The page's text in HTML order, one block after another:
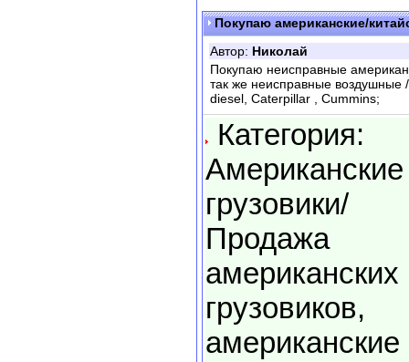
Покупаю американские/
Автор: Николай
Покупаю неисправные
так же неисправные воздушные
diesel, Сaterpillar , Сummins;
Категория:
Американские
грузовики/
Продажа
американских
грузовиков,
американские